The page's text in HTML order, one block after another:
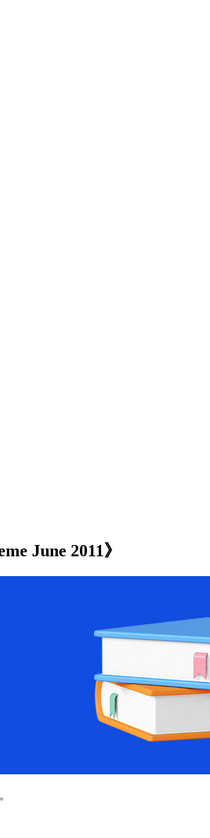
June 2011》